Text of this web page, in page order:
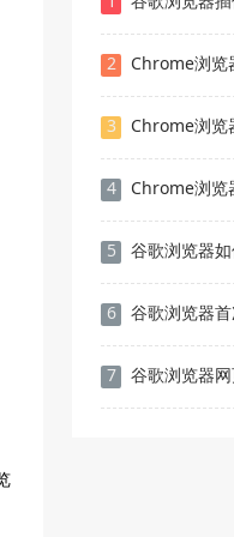
2 Chrome浏览
3 Chrome浏览器最
4 Chrome浏览器如
5 谷歌浏览器如
6 谷歌浏览器首
7 谷歌浏览器网